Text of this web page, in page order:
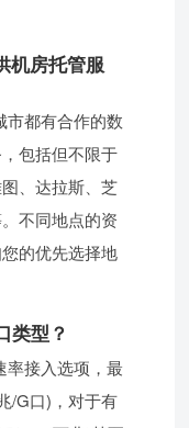
机房托管服
市都有合作的数
包括但不限于
、达拉斯、芝
不同地点的资
的优先选择地
类型？
率接入选项，最
/G口)，对于有